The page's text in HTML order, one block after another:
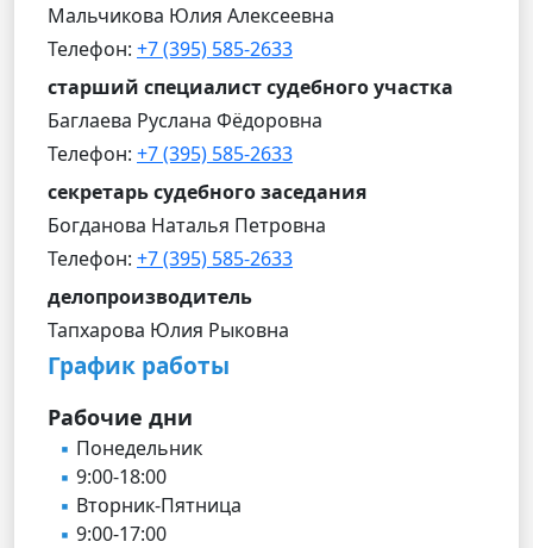
Мальчикова Юлия Алексеевна
Телефон: +7 (395) 585-2633
старший специалист судебного участка
Баглаева Руслана Фёдоровна
Телефон: +7 (395) 585-2633
секретарь судебного заседания
Богданова Наталья Петровна
Телефон: +7 (395) 585-2633
делопроизводитель
Тапхарова Юлия Рыковна
График работы
Рабочие дни
Понедельник
9:00-18:00
Вторник-Пятница
9:00-17:00